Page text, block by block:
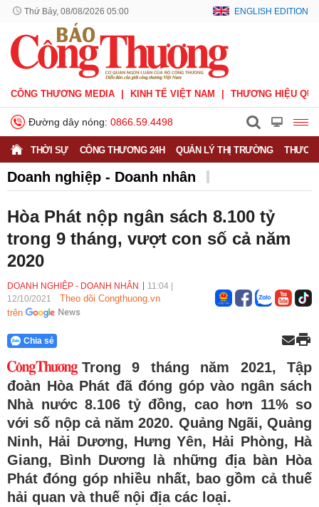
Thứ Bảy, 08/08/2026 05:00 ENGLISH EDITION
CÔNG THƯƠNG MEDIA KINH TẾ VIỆT NAM THƯƠNG HIỆU
Đường dây nóng: 0866.59.4498
THỜI SỰ CÔNG THƯƠNG 24H QUẢN LÝ THỊ TRƯỜNG
Doanh nghiệp - Doanh nhân
Thông tin doanh nghiệp
Hòa Phát nộp ngân sách 8.100 tỷ
trong 9 tháng, vượt con số cả năm
2020
DOANH NGHIỆP - DOANH NHÂN 11:04
12/10/2021
Theo dõi Congthuong.vn
trên
Chia sẻ
Trong 9 tháng năm 2021, Tập
đoàn Hòa Phát đã đóng góp vào ngân sách
Nhà nước 8.106 tỷ đồng, cao hơn 11% so
với số nộp cả năm 2020. Quảng Ngãi, Quảng
Ninh, Hải Dương, Hưng Yên, Hải Phòng, Hà
Giang, Bình Dương là những địa bàn Hòa
Phát đóng góp nhiều nhất, bao gồm cả thuế
hải quan và thuế nội địa các loại.